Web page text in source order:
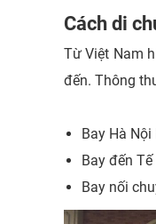
Cách di
Từ Việt Nam
đến. Thông
Bay Hà Nội
Bay đến
Bay nối